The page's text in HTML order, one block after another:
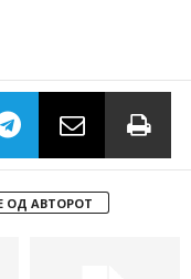
ОД АВТОРОТ